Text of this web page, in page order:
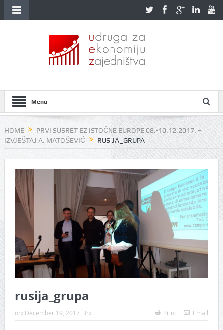
Menu
HOME
PRVI SUSRET EZ ISTOČNE EUROPE 08.-10.12.2017. –
IZVJEŠTAJ A. MATOŠEVIĆ
RUSIJA_GRUPA
rusija_grupa
on: December 19, 2017 In: Print Email